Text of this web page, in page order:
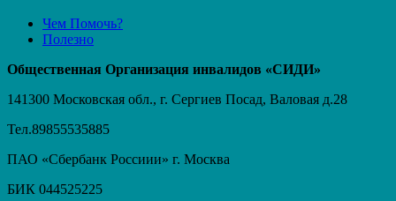
Чем Помочь?
Полезно
Общественная Организация инвалидов «СИДИ»
141300 Московская обл., г. Сергиев Посад, Валовая д.28
Тел.89855535885
ПАО «Сбербанк Россиии» г. Москва
БИК 044525225